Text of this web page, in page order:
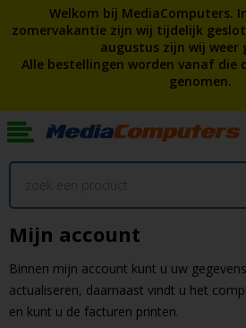
Welkom bij MediaComputers.
zomervakantie zijn wij tijdelijk
augustus zijn wij weer
Alle bestellingen worden vanaf die
genomen.
Mijn account
Binnen mijn account kunt u uw
actualiseren, daarnaast vindt u het
en kunt u de facturen printen.